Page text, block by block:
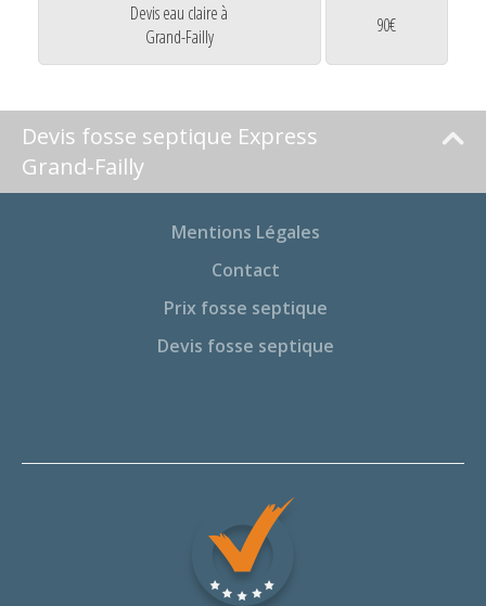
Devis eau claire à
Grand-Failly
90€
Devis fosse septique Express
Grand-Failly
Mentions Légales
Contact
Prix fosse septique
Devis fosse septique